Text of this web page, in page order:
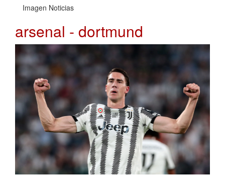
Imagen Noticias
arsenal - dortmund